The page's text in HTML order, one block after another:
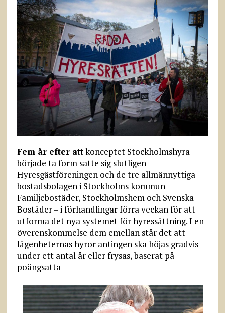
Fem år efter attkonceptet Stockholmshyra
började ta form satte sig slutligen
Hyresgästföreningen och de tre allmännyttiga
bostadsbolagen i Stockholms kommun –
Familjebostäder, Stockholmshem och Svenska
Bostäder – i förhandlingar förra veckan för att
utforma det nya systemet för hyressättning. I en
överenskommelse dem emellan står det att
lägenheternas hyror antingen ska höjas gradvis
under ett antal år eller frysas, baserat på
poängsatta